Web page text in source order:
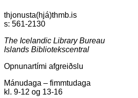
thjonusta(hjá)thmb.is
s: 561-2130
The Icelandic Library Bureau
Islands Bibliotekscentral
Opnunartími afgreiðslu
Mánudaga – fimmtudaga
kl. 9-12 og 13-16